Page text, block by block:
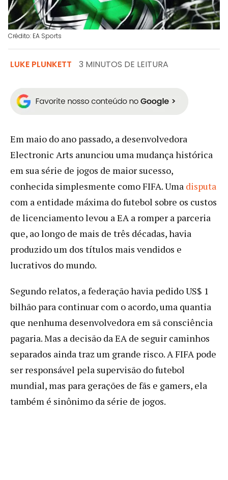
Crédito: EA Sports
LUKE PLUNKETT 3 MINUTOS DE LEITURA
Em maio do ano passado, a desenvolvedora
Electronic Arts anunciou uma mudança histórica
em sua série de jogos de maior sucesso,
conhecida simplesmente como FIFA. Uma disputa
com a entidade máxima do futebol sobre os custos
de licenciamento levou a EA a romper a parceria
que, ao longo de mais de três décadas, havia
produzido um dos títulos mais vendidos e
lucrativos do mundo.
Segundo relatos, a federação havia pedido US$ 1
bilhão para continuar com o acordo, uma quantia
que nenhuma desenvolvedora em sã consciência
pagaria. Mas a decisão da EA de seguir caminhos
separados ainda traz um grande risco. A FIFA pode
ser responsável pela supervisão do futebol
mundial, mas para gerações de fãs e gamers, ela
também é sinônimo da série de jogos.